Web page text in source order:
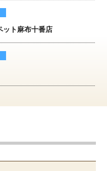
ット麻布十番店